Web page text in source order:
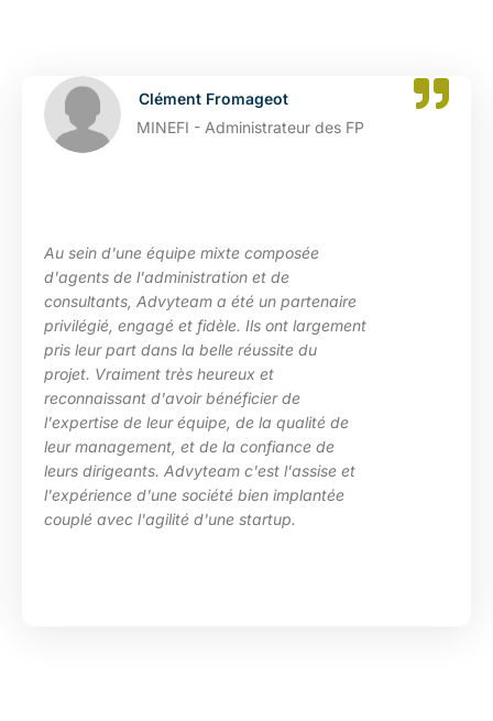
Catherine Dupont
DGFIP - Administrateur des FP
La maîtrise des sujets, la grande écoute sur
les besoins de ma structure, l’adaptation à
des situations diverses. Nous avons
particulièrement apprécié l’investissement
d’Advyteam lors de la conception et la mise
en place d’un plan de montée de
compétences sur le pôle de développement
HRa au sein de la DGFiP.